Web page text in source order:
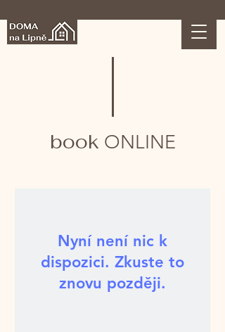
book ONLINE
Nyní není nic k
dispozici. Zkuste to
znovu později.